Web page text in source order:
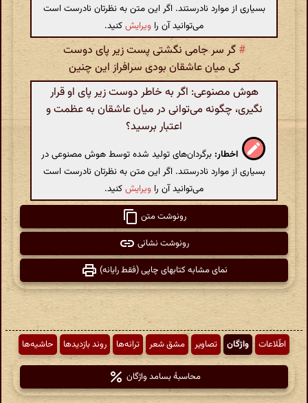
بسیاری از موارد نادرستند. اگر این متن به نظرتان نادرست است
می‌توانید آن را ویرایشکنید.
# گر سر جامی نگشتی پست زیر پای دوست
کی میان عاشقان بودی سرافراز این چنین
هوش مصنوعی: اگر به خاطر دوست زیر پای او قرار
نگیری، چگونه می‌توانی در میان عاشقان به عظمت و
اعتبار برسید؟
اخطار: برگردان‌های تولید شده توسط هوش مصنوعی در
بسیاری از موارد نادرستند. اگر این متن به نظرتان نادرست است
می‌توانید آن را ویرایشکنید.
رونوشت متن
رونوشت نشانی
نمای مشابه کتابهای چاپی (فقط رایانه)
اطّلاعات واژگان تصاویر مشق شعر ترانه‌ها روند بازدیدها حاشیه‌ها
محاسبهٔ بسامد واژگان